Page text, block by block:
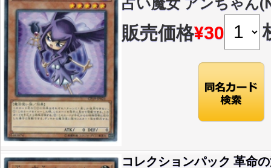
占い魔女 アンちゃん
販売価格¥30
コレクションパック 革命